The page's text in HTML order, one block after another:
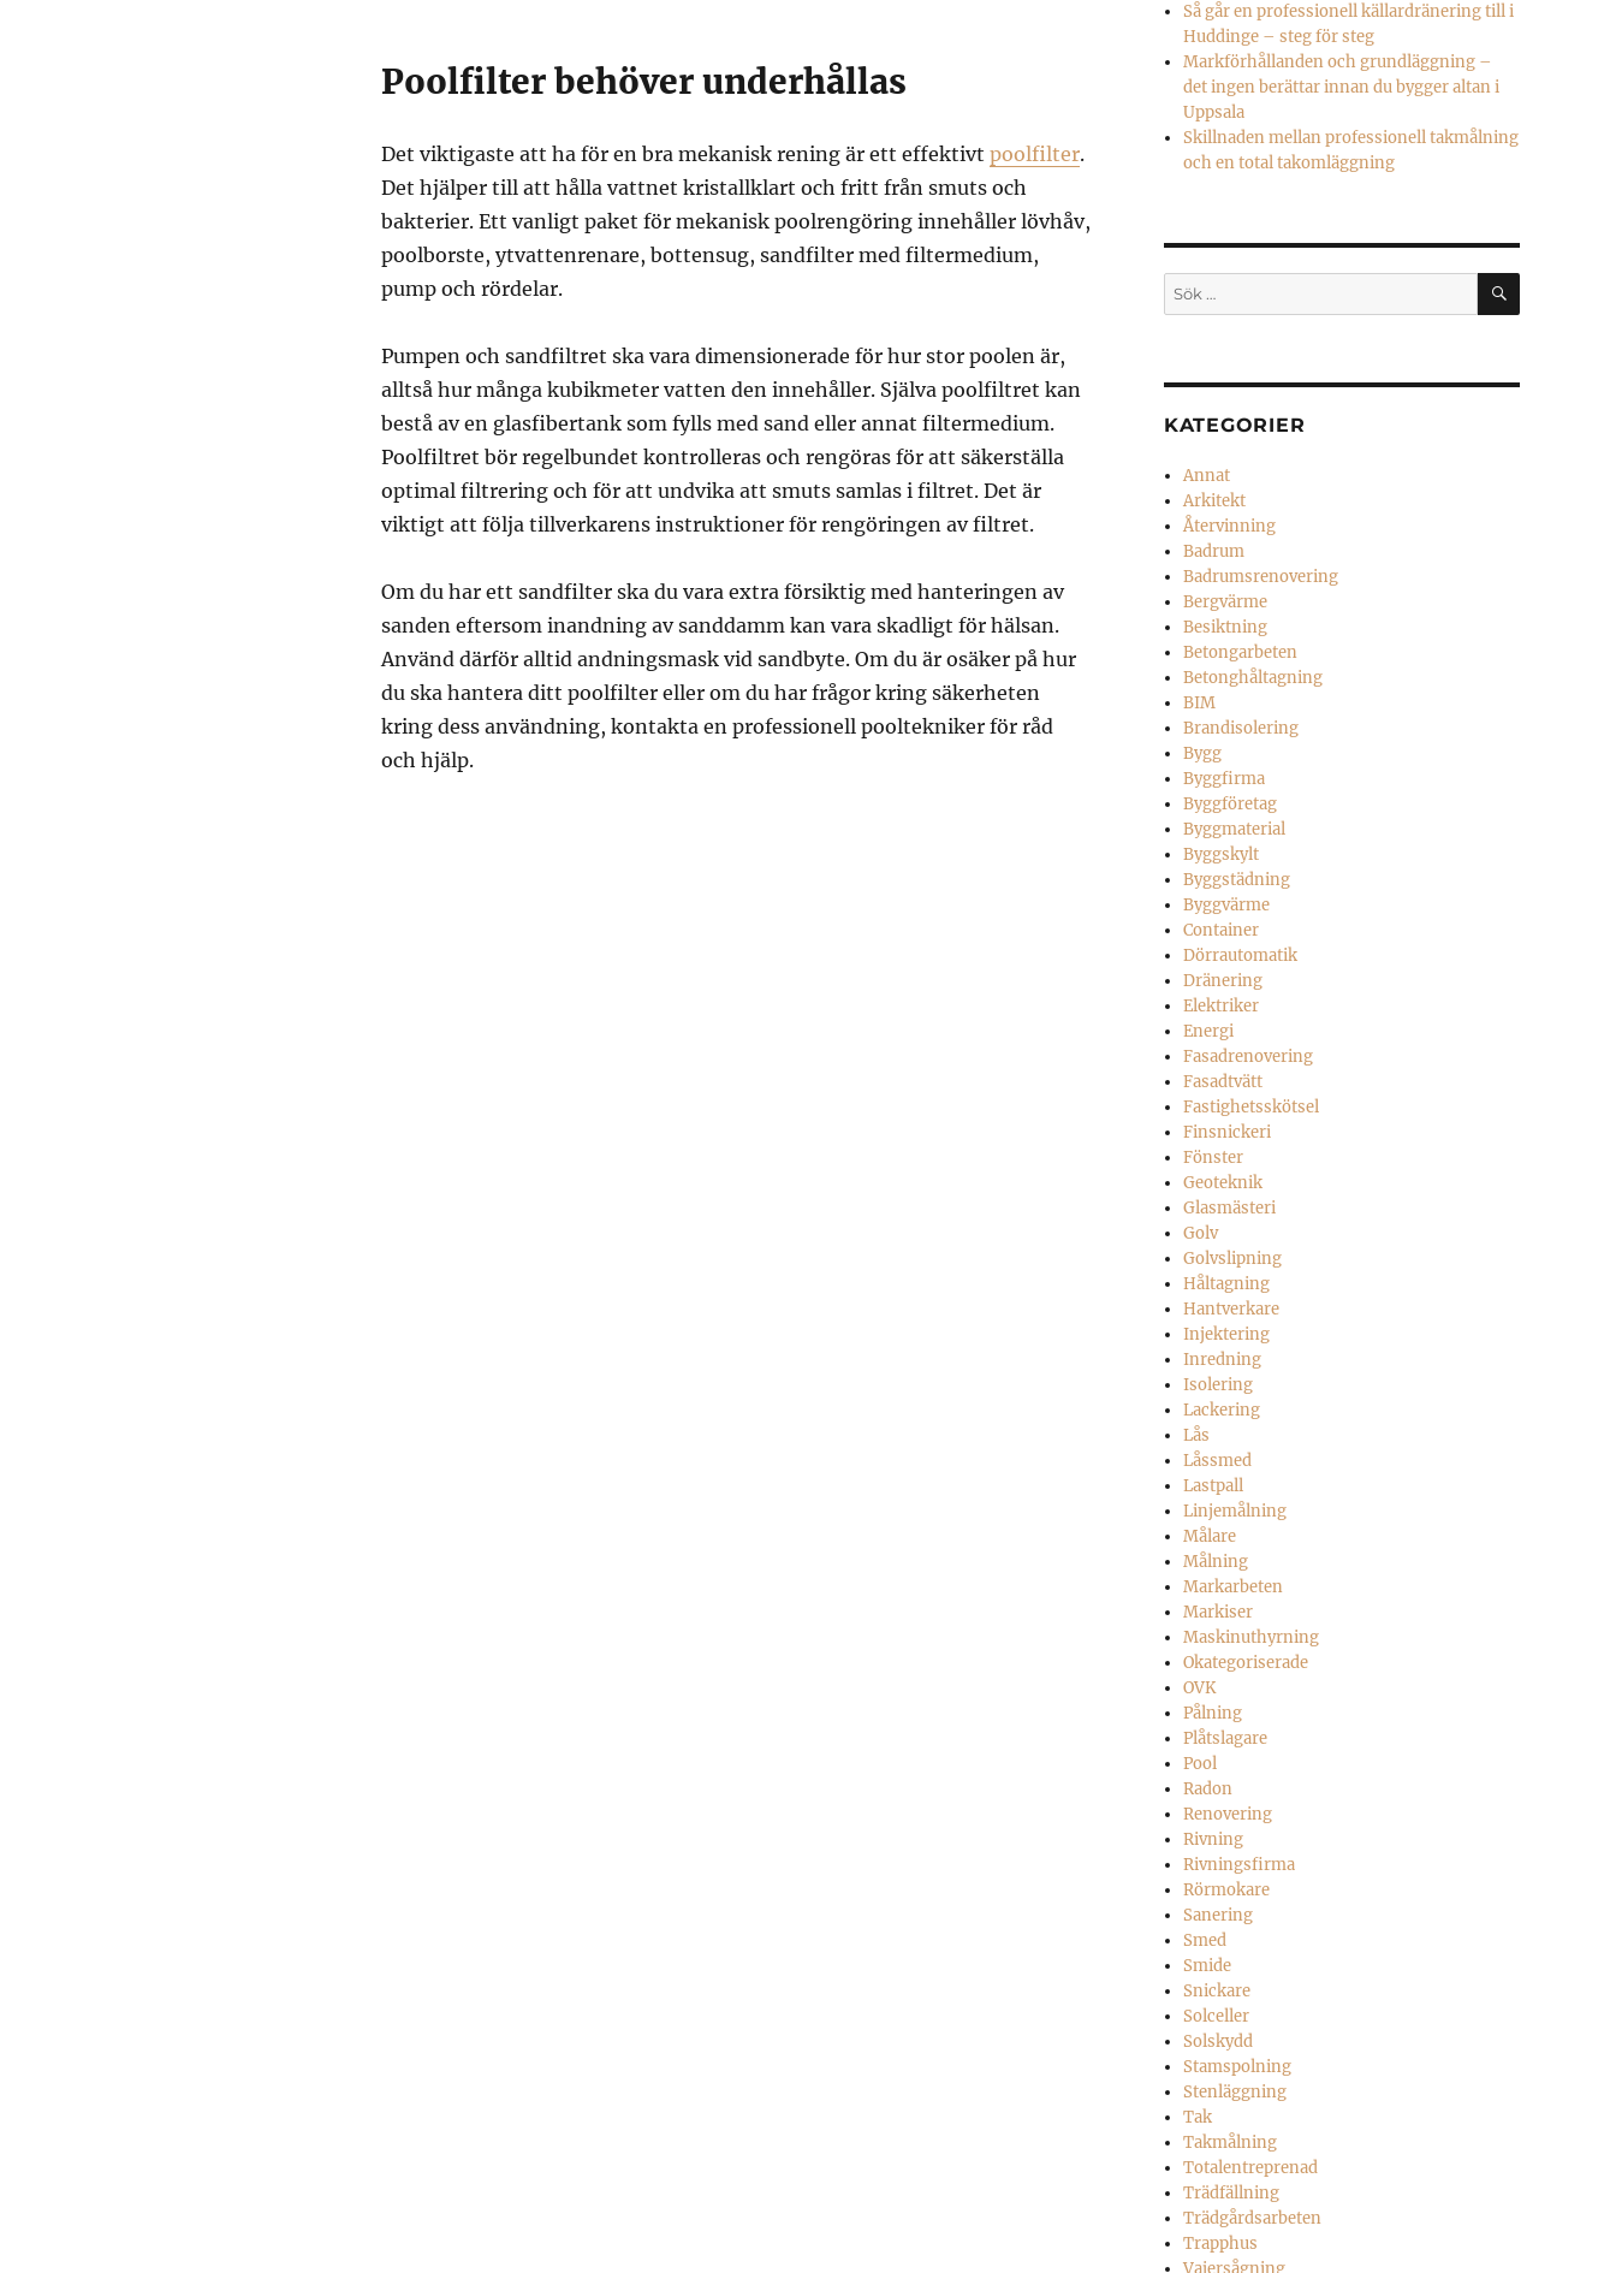
Poolfilter behöver underhållas
Det viktigaste att ha för en bra mekanisk rening är ett effektivt poolfilter.
Det hjälper till att hålla vattnet kristallklart och fritt från smuts och
bakterier. Ett vanligt paket för mekanisk poolrengöring innehåller lövhåv,
poolborste, ytvattenrenare, bottensug, sandfilter med filtermedium,
pump och rördelar.
Pumpen och sandfiltret ska vara dimensionerade för hur stor poolen är,
alltså hur många kubikmeter vatten den innehåller. Själva poolfiltret kan
bestå av en glasfibertank som fylls med sand eller annat filtermedium.
Poolfiltret bör regelbundet kontrolleras och rengöras för att säkerställa
optimal filtrering och för att undvika att smuts samlas i filtret. Det är
viktigt att följa tillverkarens instruktioner för rengöringen av filtret.
Om du har ett sandfilter ska du vara extra försiktig med hanteringen av
sanden eftersom inandning av sanddamm kan vara skadligt för hälsan.
Använd därför alltid andningsmask vid sandbyte. Om du är osäker på hur
du ska hantera ditt poolfilter eller om du har frågor kring säkerheten
kring dess användning, kontakta en professionell pooltekniker för råd
och hjälp.
Så går en professionell källardränering till i
Huddinge – steg för steg
Markförhållanden och grundläggning –
det ingen berättar innan du bygger altan i
Uppsala
Skillnaden mellan professionell takmålning
och en total takomläggning
Sök
efter:
SÖK
KATEGORIER
Annat
Arkitekt
Återvinning
Badrum
Badrumsrenovering
Bergvärme
Besiktning
Betongarbeten
Betonghåltagning
BIM
Brandisolering
Bygg
Byggfirma
Byggföretag
Byggmaterial
Byggskylt
Byggstädning
Byggvärme
Container
Dörrautomatik
Dränering
Elektriker
Energi
Fasadrenovering
Fasadtvätt
Fastighetsskötsel
Finsnickeri
Fönster
Geoteknik
Glasmästeri
Golv
Golvslipning
Håltagning
Hantverkare
Injektering
Inredning
Isolering
Lackering
Lås
Låssmed
Lastpall
Linjemålning
Målare
Målning
Markarbeten
Markiser
Maskinuthyrning
Okategoriserade
OVK
Pålning
Plåtslagare
Pool
Radon
Renovering
Rivning
Rivningsfirma
Rörmokare
Sanering
Smed
Smide
Snickare
Solceller
Solskydd
Stamspolning
Stenläggning
Tak
Takmålning
Totalentreprenad
Trädfällning
Trädgårdsarbeten
Trapphus
Vajersågning